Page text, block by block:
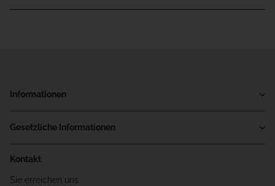
Informationen
Gesetzliche Informationen
Kontakt
Sie erreichen uns